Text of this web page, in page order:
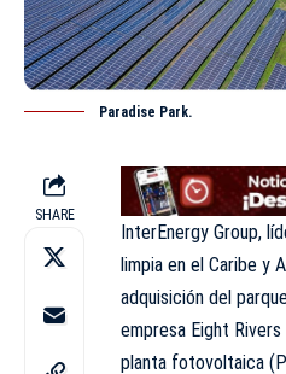
Paradise Park.
SHARE
InterEnergy Group,
limpia en el Caribe y
adquisición del
empresa Eight Rivers
planta fotovoltaica